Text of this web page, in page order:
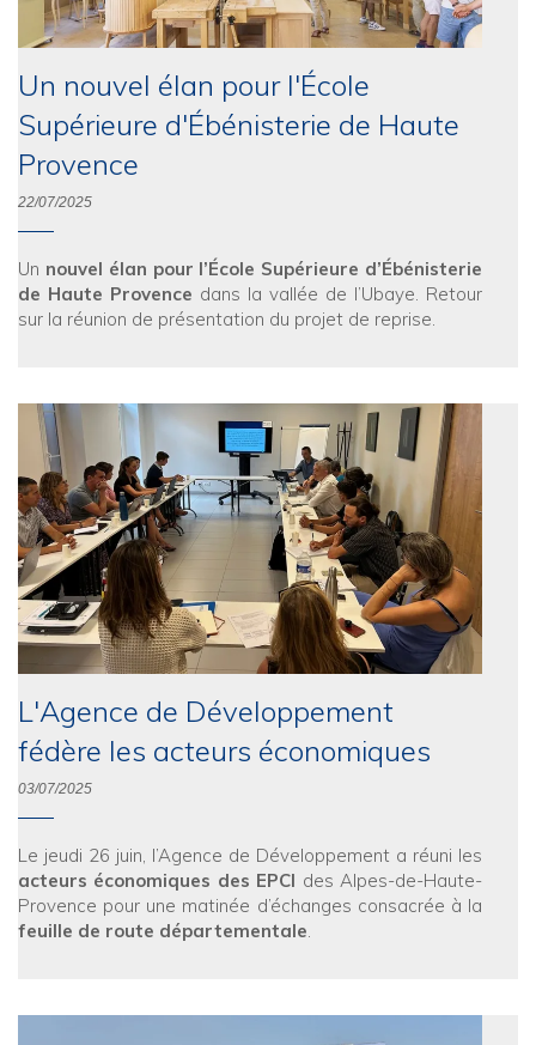
Un nouvel élan pour l'École
Supérieure d'Ébénisterie de Haute
Provence
22/07/2025
Un nouvel élan pour l’École Supérieure d’Ébénisterie
de Haute Provence dans la vallée de l’Ubaye. Retour
sur la réunion de présentation du projet de reprise.
L'Agence de Développement
fédère les acteurs économiques
03/07/2025
Le jeudi 26 juin, l’Agence de Développement a réuni les
acteurs économiques des EPCI des Alpes-de-Haute-
Provence pour une matinée d’échanges consacrée à la
feuille de route départementale